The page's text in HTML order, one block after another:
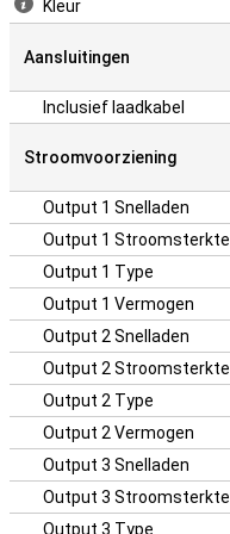
Kleur
Aansluitingen
Inclusief laadkabel
Stroomvoorziening
Output 1 Snelladen
Output 1 Stroomsterkte
Output 1 Type
Output 1 Vermogen
Output 2 Snelladen
Output 2 Stroomsterkte
Output 2 Type
Output 2 Vermogen
Output 3 Snelladen
Output 3 Stroomsterkte
Output 3 Type